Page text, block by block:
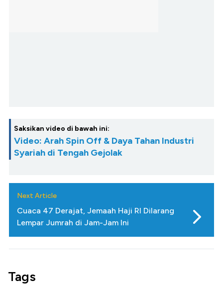
Saksikan video di bawah ini:
Video: Arah Spin Off & Daya Tahan Industri
Syariah di Tengah Gejolak
Next Article
Cuaca 47 Derajat, Jemaah Haji RI Dilarang
Lempar Jumrah di Jam-Jam Ini
Tags